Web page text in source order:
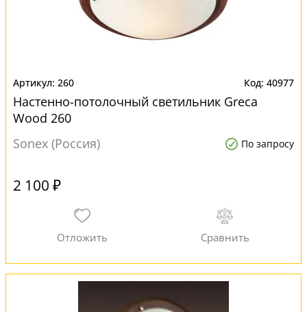
260 40977
Настенно-потолочный светильник Greca
Wood 260
Sonex (Россия)
По запросу
2 100 ₽